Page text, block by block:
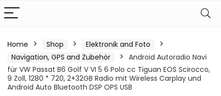
Home Shop
Elektronik and Foto
Navigation, GPS and Zubehör
Android Autoradio Navi
für VW Passat B6 Golf V VI 5 6 Polo cc Tiguan EOS Scirocco,
9 Zoll, 1280 * 720, 2+32GB Radio mit Wireless Carplay und
Android Auto Bluetooth DSP OPS USB